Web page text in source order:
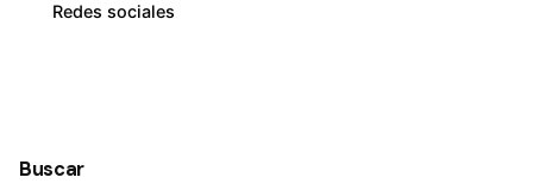
Redes sociales
Buscar